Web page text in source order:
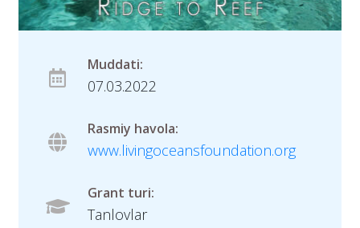
Muddati:
07.03.2022
Rasmiy havola:
www.livingoceansfoundation.org
Grant turi:
Tanlovlar